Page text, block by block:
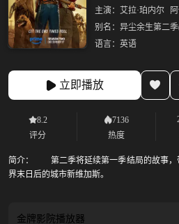
主演： 艾拉·珀内尔
别名： 异尘余生第二
语言： 英语
立即播放
8.2
评分
7136
热度
简介：
第二季将延续第一季结局的故事，
界末日后的城市新维加斯。
金牌影院播放器